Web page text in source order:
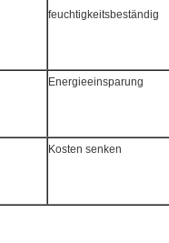
feuchtigkeitsbeständig
Energieeinsparung
Kosten senken